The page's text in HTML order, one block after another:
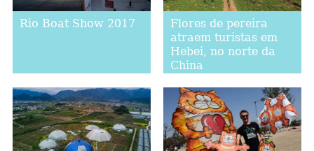
Rio Boat Show 2017
Flores de pereira
atraem turistas em
Hebei, no norte da
China